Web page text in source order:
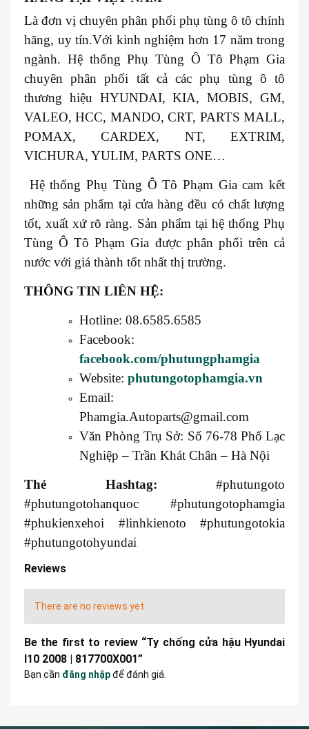
Là đơn vị chuyên phân phối phụ tùng ô tô chính
hãng, uy tín.Với kinh nghiệm hơn 17 năm trong
ngành. Hệ thống Phụ Tùng Ô Tô Phạm Gia
chuyên phân phối tất cả các phụ tùng ô tô
thương hiệu HYUNDAI, KIA, MOBIS, GM,
VALEO, HCC, MANDO, CRT, PARTS MALL,
POMAX, CARDEX, NT, EXTRIM,
VICHURA, YULIM, PARTS ONE…
Hệ thống Phụ Tùng Ô Tô Phạm Gia cam kết
những sản phẩm tại cửa hàng đều có chất lượng
tốt, xuất xứ rõ ràng. Sản phẩm tại hệ thống Phụ
Tùng Ô Tô Phạm Gia được phân phối trên cả
nước với giá thành tốt nhất thị trường.
THÔNG TIN LIÊN HỆ:
Hotline: 08.6585.6585
Facebook:
facebook.com/phutungphamgia
Website: phutungotophamgia.vn
Email:
Phamgia.Autoparts@gmail.com
Văn Phòng Trụ Sở: Số 76-78 Phố Lạc
Nghiệp – Trần Khát Chân – Hà Nội
Thẻ Hashtag: #phutungoto
#phutungotohanquoc #phutungotophamgia
#phukienxehoi #linhkienoto #phutungotokia
#phutungotohyundai
Reviews
There are no reviews yet.
Be the first to review “Ty chống cửa hậu Hyundai
I10 2008 | 817700X001”
Bạn cần đăng nhậpđể đánh giá.